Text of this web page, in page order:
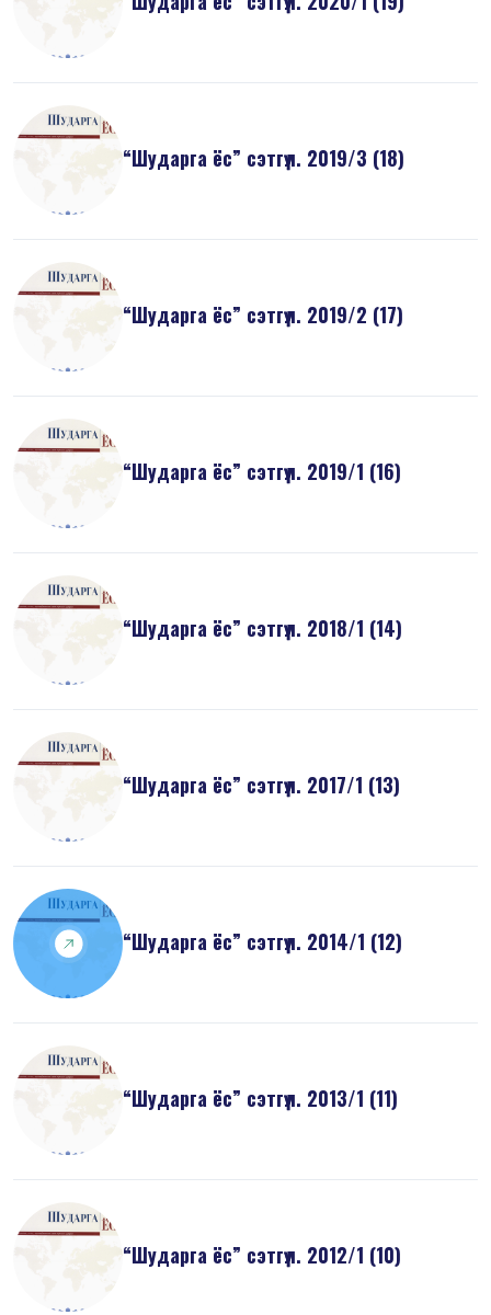
“Шударга ёс” сэтгүүл. 2019/3 (18)
“Шударга ёс” сэтгүүл. 2019/2 (17)
“Шударга ёс” сэтгүүл. 2019/1 (16)
“Шударга ёс” сэтгүүл. 2018/1 (14)
“Шударга ёс” сэтгүүл. 2017/1 (13)
“Шударга ёс” сэтгүүл. 2014/1 (12)
“Шударга ёс” сэтгүүл. 2013/1 (11)
“Шударга ёс” сэтгүүл. 2012/1 (10)